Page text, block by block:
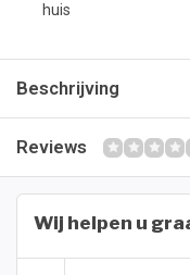
huis
Beschrijving
Reviews
Wij helpen u